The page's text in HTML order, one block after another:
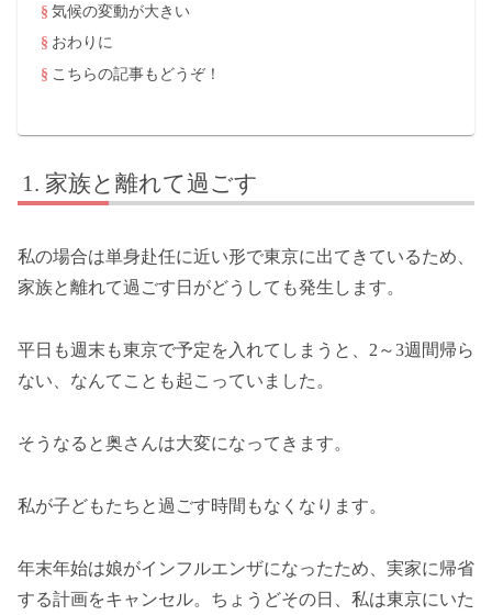
気候の変動が大きい
おわりに
こちらの記事もどうぞ！
家族と離れて過ごす
私の場合は単身赴任に近い形で東京に出てきているため、
家族と離れて過ごす日がどうしても発生します。
平日も週末も東京で予定を入れてしまうと、2～3週間帰ら
ない、なんてことも起こっていました。
そうなると奥さんは大変になってきます。
私が子どもたちと過ごす時間もなくなります。
年末年始は娘がインフルエンザになったため、実家に帰省
する計画をキャンセル。ちょうどその日、私は東京にいた